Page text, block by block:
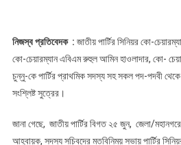
নিজস্ব প্রতিবেদক : জাতীয় পার্টির সিনিয়র কো-
কো-চেয়ারম্যান এবিএম রুহুল আমিন হাওলাদার, কো-
চুন্নু-কে পার্টির প্রাথমিক সদস্য সহ সকল পদ-পদবী
সংশ্লিষ্ট সুত্রের।
জানা গেছে, জাতীয় পার্টির বিগত ২৫ জুন, জেলা/
আহ্বায়ক, সদস্য সচিবদের মতবিনিময় সভায় পার্টির